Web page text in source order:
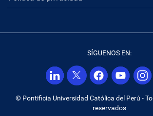
SÍGUENOS EN:
© Pontificia Universidad Católica del Perú -
reservados